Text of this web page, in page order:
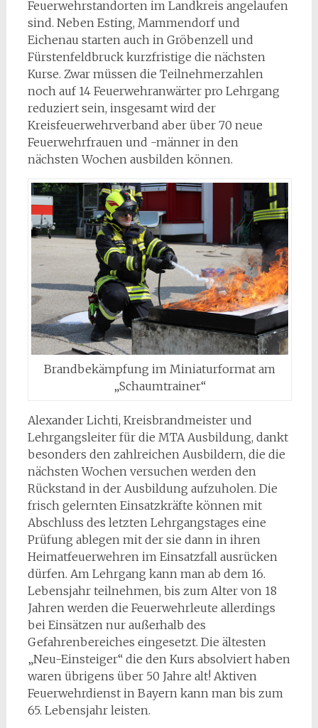
Feuerwehrstandorten im Landkreis angelaufen
sind. Neben Esting, Mammendorf und
Eichenau starten auch in Gröbenzell und
Fürstenfeldbruck kurzfristige die nächsten
Kurse. Zwar müssen die Teilnehmerzahlen
noch auf 14 Feuerwehranwärter pro Lehrgang
reduziert sein, insgesamt wird der
Kreisfeuerwehrverband aber über 70 neue
Feuerwehrfrauen und -männer in den
nächsten Wochen ausbilden können.
Brandbekämpfung im Miniaturformat am
„Schaumtrainer“
Alexander Lichti, Kreisbrandmeister und
Lehrgangsleiter für die MTA Ausbildung, dankt
besonders den zahlreichen Ausbildern, die die
nächsten Wochen versuchen werden den
Rückstand in der Ausbildung aufzuholen. Die
frisch gelernten Einsatzkräfte können mit
Abschluss des letzten Lehrgangstages eine
Prüfung ablegen mit der sie dann in ihren
Heimatfeuerwehren im Einsatzfall ausrücken
dürfen. Am Lehrgang kann man ab dem 16.
Lebensjahr teilnehmen, bis zum Alter von 18
Jahren werden die Feuerwehrleute allerdings
bei Einsätzen nur außerhalb des
Gefahrenbereiches eingesetzt. Die ältesten
„Neu-Einsteiger“ die den Kurs absolviert haben
waren übrigens über 50 Jahre alt! Aktiven
Feuerwehrdienst in Bayern kann man bis zum
65. Lebensjahr leisten.